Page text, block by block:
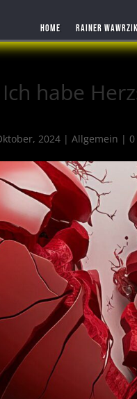
HOME RAINER WAWRZIK
habe
2024 |Allgemein |